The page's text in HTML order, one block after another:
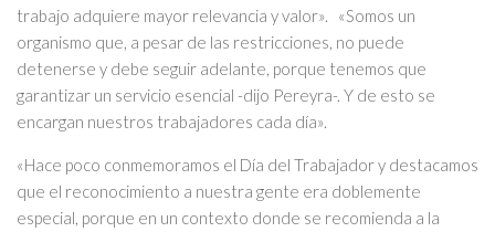
trabajo adquiere mayor relevancia y valor». «Somos un
organismo que, a pesar de las restricciones, no puede
detenerse y debe seguir adelante, porque tenemos que
garantizar un servicio esencial -dijo Pereyra-. Y de esto se
encargan nuestros trabajadores cada día».
«Hace poco conmemoramos el Día del Trabajador y destacamos
que el reconocimiento a nuestra gente era doblemente
especial, porque en un contexto donde se recomienda a la